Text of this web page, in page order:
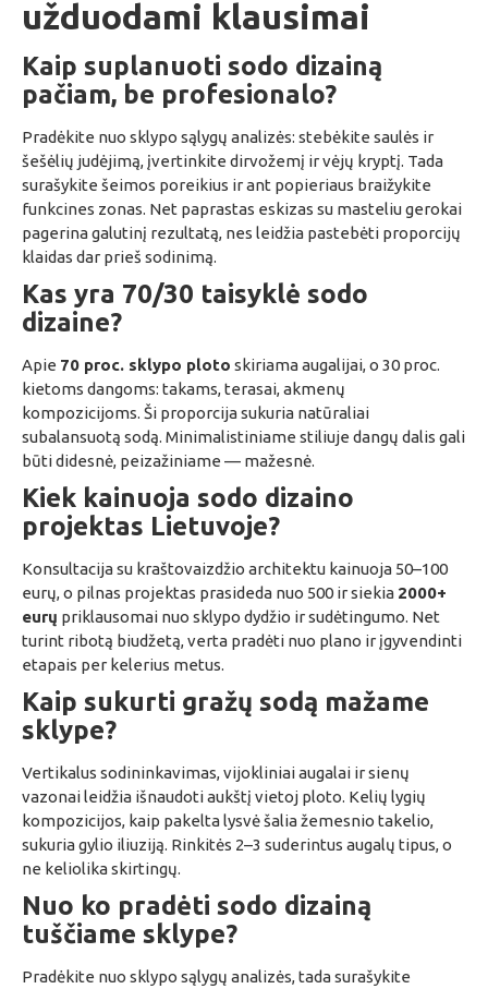
užduodami klausimai
Kaip suplanuoti sodo dizainą
pačiam, be profesionalo?
Pradėkite nuo sklypo sąlygų analizės: stebėkite saulės ir
šešėlių judėjimą, įvertinkite dirvožemį ir vėjų kryptį. Tada
surašykite šeimos poreikius ir ant popieriaus braižykite
funkcines zonas. Net paprastas eskizas su masteliu gerokai
pagerina galutinį rezultatą, nes leidžia pastebėti proporcijų
klaidas dar prieš sodinimą.
Kas yra 70/30 taisyklė sodo
dizaine?
Apie 70 proc. sklypo ploto skiriama augalijai, o 30 proc.
kietoms dangoms: takams, terasai, akmenų
kompozicijoms. Ši proporcija sukuria natūraliai
subalansuotą sodą. Minimalistiniame stiliuje dangų dalis gali
būti didesnė, peizažiniame — mažesnė.
Kiek kainuoja sodo dizaino
projektas Lietuvoje?
Konsultacija su kraštovaizdžio architektu kainuoja 50–100
eurų, o pilnas projektas prasideda nuo 500 ir siekia 2000+
eurų priklausomai nuo sklypo dydžio ir sudėtingumo. Net
turint ribotą biudžetą, verta pradėti nuo plano ir įgyvendinti
etapais per kelerius metus.
Kaip sukurti gražų sodą mažame
sklype?
Vertikalus sodininkavimas, vijokliniai augalai ir sienų
vazonai leidžia išnaudoti aukštį vietoj ploto. Kelių lygių
kompozicijos, kaip pakelta lysvė šalia žemesnio takelio,
sukuria gylio iliuziją. Rinkitės 2–3 suderintus augalų tipus, o
ne keliolika skirtingų.
Nuo ko pradėti sodo dizainą
tuščiame sklype?
Pradėkite nuo sklypo sąlygų analizės, tada surašykite